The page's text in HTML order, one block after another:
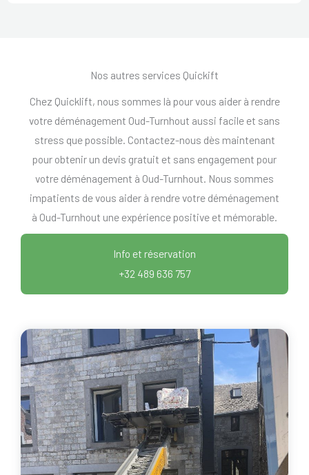
Nos autres services Quickift
Chez Quicklift, nous sommes là pour vous aider à rendre
votre déménagement Oud-Turnhout aussi facile et sans
stress que possible. Contactez-nous dès maintenant
pour obtenir un devis gratuit et sans engagement pour
votre déménagement à Oud-Turnhout. Nous sommes
impatients de vous aider à rendre votre déménagement
à Oud-Turnhout une expérience positive et mémorable.
Info et réservation
+32 489 636 757